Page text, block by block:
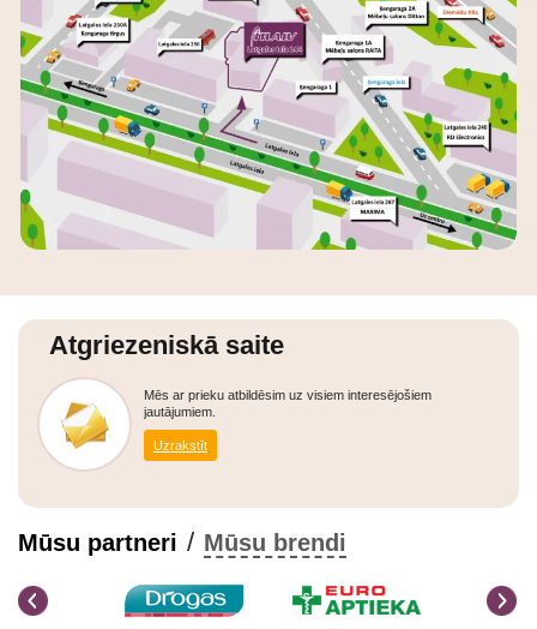
Mūsu partneri / Mūsu brendi
Atgriezeniskā saite
Mēs ar prieku atbildēsim uz visiem interesējošiem
jautājumiem.
Uzrakstīt